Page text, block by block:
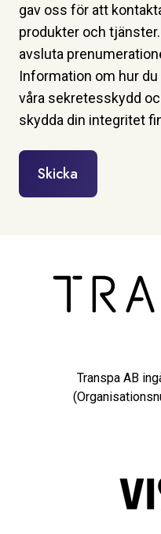
gav oss för att
produkter och
avsluta
Information om hur
våra sekretesskydd
skydda din integritet
Transpa AB